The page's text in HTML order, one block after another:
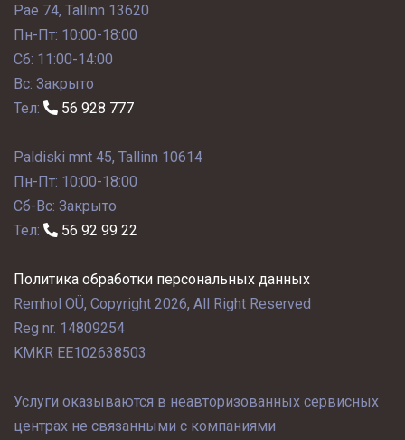
Pae 74, Tallinn 13620
Пн-Пт: 10:00-18:00
Сб: 11:00-14:00
Вс: Закрыто
Тел:
56 928 777
Paldiski mnt 45, Tallinn 10614
Пн-Пт: 10:00-18:00
Сб-Вс: Закрыто
Тел:
56 92 99 22
Политика обработки персональных данных
Remhol OÜ, Copyright 2026, All Right Reserved
Reg nr. 14809254
KMKR EE102638503
Услуги оказываются в неавторизованных сервисных
центрах не связанными с компаниями